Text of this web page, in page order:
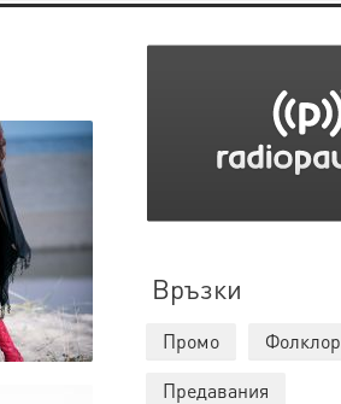
Връзки
Промо
Фолклор
Предавания